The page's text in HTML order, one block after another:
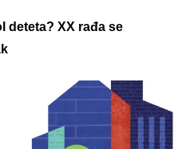
deteta? XX rađa se